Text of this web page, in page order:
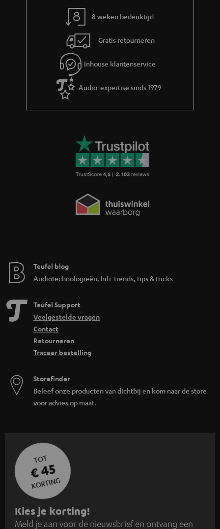
8 weken bedenktijd
Gratis retourneren
Inhouse klantenservice
Audio-expertise sinds 1979
Teufel blog
Audiotechnologieën, hifi-trends, tips & tricks
Teufel Support
Veelgestelde vragen
Contact
Retourneren
Traceer bestelling
Storefinder
Beleef onze producten van dichtbij en kom naar de store
voor advies op maat.
TOT
€ 45
KORTING
A
a
Kies je korting!
Meld je aan voor de nieuwsbrief en ontvang een